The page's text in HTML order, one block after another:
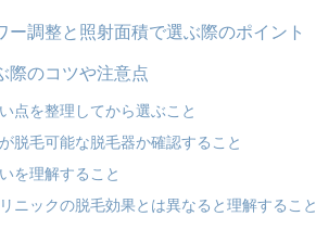
ー調整と照射面積で選ぶ際のポイント
際のコツや注意点
点を整理してから選ぶこと
脱毛可能な脱毛器か確認すること
を理解すること
ニックの脱毛効果とは異なると理解すること